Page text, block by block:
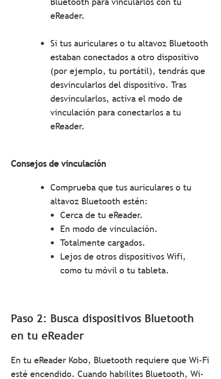
eReader.
Si tus auriculares o tu altavoz Bluetooth
estaban conectados a otro dispositivo
(por ejemplo, tu portátil), tendrás que
desvincularlos del dispositivo. Tras
desvincularlos, activa el modo de
vinculación para conectarlos a tu
eReader.
Consejos de vinculación
Comprueba que tus auriculares o tu
altavoz Bluetooth estén:
Cerca de tu eReader.
En modo de vinculación.
Totalmente cargados.
Lejos de otros dispositivos Wifi,
como tu móvil o tu tableta.
Paso 2: Busca dispositivos Bluetooth
en tu eReader
En tu eReader Kobo, Bluetooth requiere que Wi-Fi
esté encendido. Cuando habilites Bluetooth, Wi-